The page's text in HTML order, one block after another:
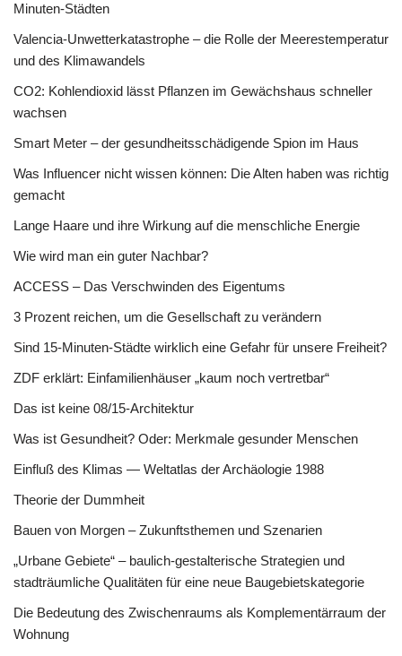
Minuten-Städten
Valencia-Unwetterkatastrophe – die Rolle der Meerestemperatur
und des Klimawandels
CO2: Kohlendioxid lässt Pflanzen im Gewächshaus schneller
wachsen
Smart Meter – der gesundheitsschädigende Spion im Haus
Was Influencer nicht wissen können: Die Alten haben was richtig
gemacht
Lange Haare und ihre Wirkung auf die menschliche Energie
Wie wird man ein guter Nachbar?
ACCESS – Das Verschwinden des Eigentums
3 Prozent reichen, um die Gesellschaft zu verändern
Sind 15-Minuten-Städte wirklich eine Gefahr für unsere Freiheit?
ZDF erklärt: Einfamilienhäuser „kaum noch vertretbar“
Das ist keine 08/15-Architektur
Was ist Gesundheit? Oder: Merkmale gesunder Menschen
Einfluß des Klimas — Weltatlas der Archäologie 1988
Theorie der Dummheit
Bauen von Morgen – Zukunftsthemen und Szenarien
„Urbane Gebiete“ – baulich-gestalterische Strategien und
stadträumliche Qualitäten für eine neue Baugebietskategorie
Die Bedeutung des Zwischenraums als Komplementärraum der
Wohnung